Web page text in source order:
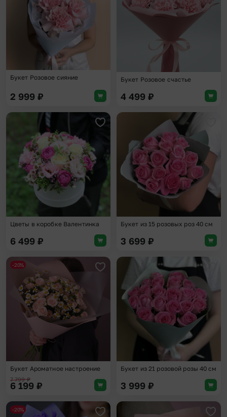
Букет Розовое сияние
2 999 ₽
Букет Розовое счастье
4 499 ₽
Добавить в избранное
Цветы в коробке Валентинка
6 499 ₽
Букет из 15 розовых роз 40 см
3 699 ₽
Добавить в избранное
-20%
Букет Ароматное настроение
7 799₽
6 199 ₽
Букет из 21 розовой розы 40 см
3 999 ₽
-20%